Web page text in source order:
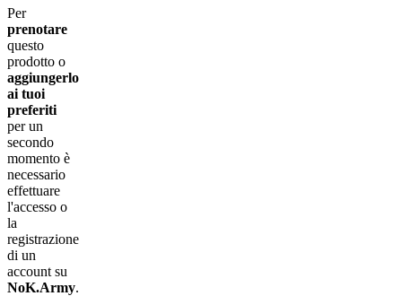
Per
prenotare
questo
prodotto o
aggiungerlo
ai tuoi
preferiti
per un
secondo
momento è
necessario
effettuare
l'accesso o
la
registrazione
di un
account su
NoK.Army.